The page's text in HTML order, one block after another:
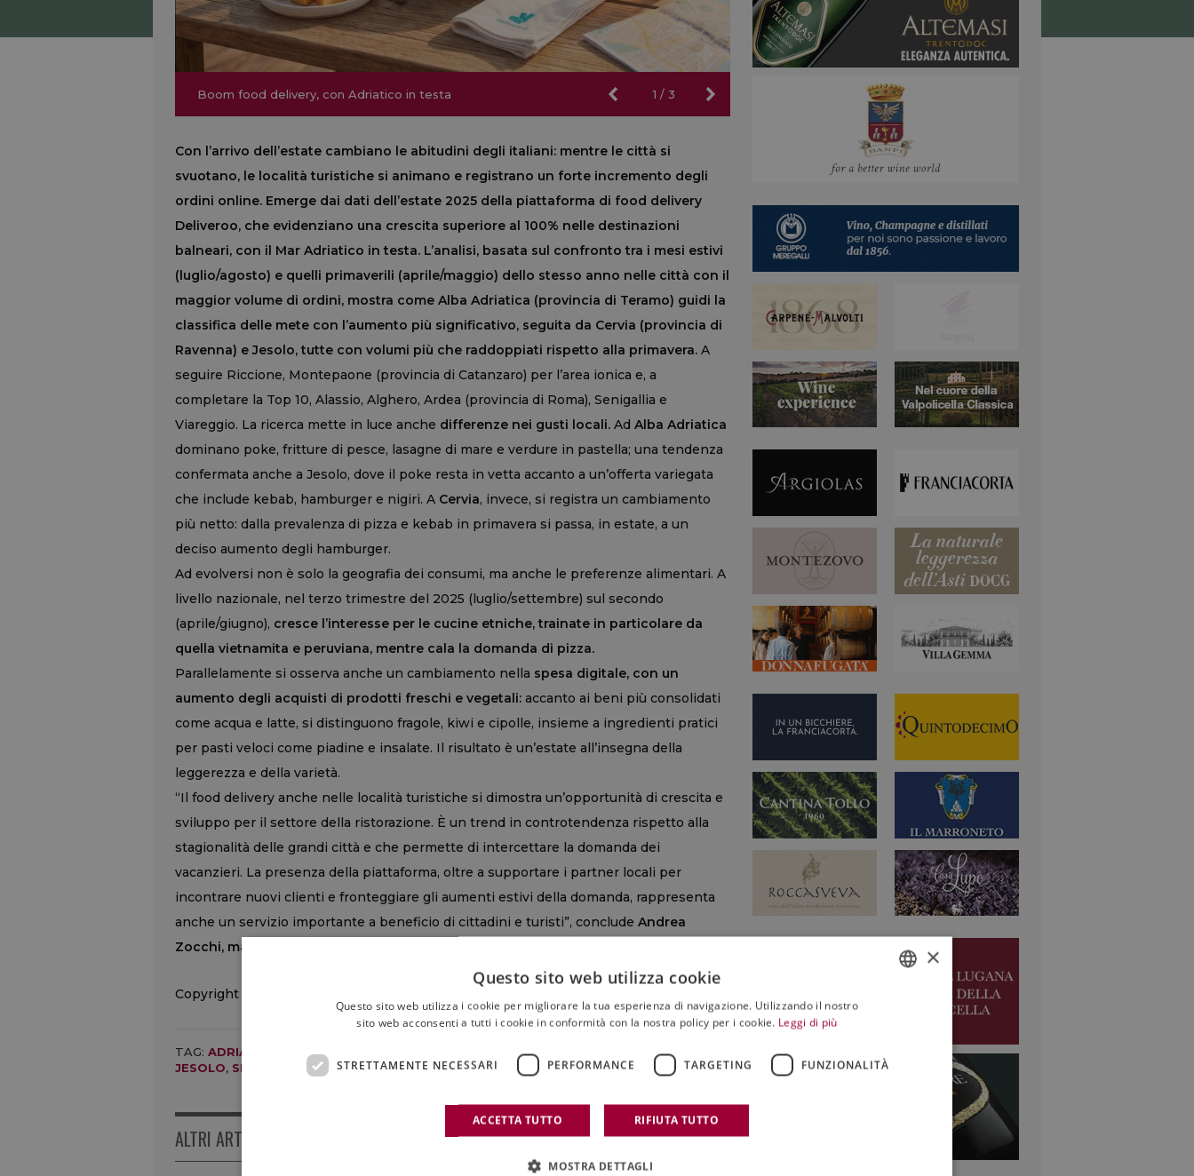
1 / 3
Boom food delivery, con Adriatico in testa
Boom food delivery, con Adriatico in testa
Con l’arrivo dell’estate cambiano le abitudini degli italiani: mentre le città si
svuotano, le località turistiche si animano e registrano un forte incremento degli
ordini online. Emerge dai dati dell’estate 2025 della piattaforma di food delivery
Deliveroo, che evidenziano una crescita superiore al 100% nelle destinazioni
balneari, con il Mar Adriatico in testa. L’analisi, basata sul confronto tra i mesi estivi
(luglio/agosto) e quelli primaverili (aprile/maggio) dello stesso anno nelle città con il
maggior volume di ordini, mostra come Alba Adriatica (provincia di Teramo) guidi la
classifica delle mete con l’aumento più significativo, seguita da Cervia (provincia di
Ravenna) e Jesolo, tutte con volumi più che raddoppiati rispetto alla primavera. A
seguire Riccione, Montepaone (provincia di Catanzaro) per l’area ionica e, a
completare la Top 10, Alassio, Alghero, Ardea (provincia di Roma), Senigallia e
Viareggio. La ricerca mette in luce anche differenze nei gusti locali. Ad Alba Adriatica
dominano poke, fritture di pesce, lasagne di mare e verdure in pastella; una tendenza
confermata anche a Jesolo, dove il poke resta in vetta accanto a un’offerta variegata
che include kebab, hamburger e nigiri. A Cervia, invece, si registra un cambiamento
più netto: dalla prevalenza di pizza e kebab in primavera si passa, in estate, a un
deciso aumento degli hamburger.
Ad evolversi non è solo la geografia dei consumi, ma anche le preferenze alimentari. A
livello nazionale, nel terzo trimestre del 2025 (luglio/settembre) sul secondo
(aprile/giugno), cresce l’interesse per le cucine etniche, trainate in particolare da
quella vietnamita e peruviana, mentre cala la domanda di pizza.
Parallelamente si osserva anche un cambiamento nella spesa digitale, con un
aumento degli acquisti di prodotti freschi e vegetali: accanto ai beni più consolidati
come acqua e latte, si distinguono fragole, kiwi e cipolle, insieme a ingredienti pratici
per pasti veloci come piadine e insalate. Il risultato è un’estate all’insegna della
leggerezza e della varietà.
“Il food delivery anche nelle località turistiche si dimostra un’opportunità di crescita e
sviluppo per il settore della ristorazione. È un trend in controtendenza rispetto alla
stagionalità delle grandi città e che permette di intercettare la domanda dei
vacanzieri. La presenza della piattaforma, oltre a supportare i partner locali per
incontrare nuovi clienti e fronteggiare gli aumenti estivi della domanda, rappresenta
anche un servizio importante a beneficio di cittadini e turisti”, conclude Andrea
Zocchi, managing director Deliveroo Italy.
Copyright © 2000/2026
TAG: ADRIATICO ALBA ADRIATICA DELIVEROO,ESTATE FOOD DELIVERY
JESOLO, SPESA DIGITALE
ALTRI ARTICOLI
×
Questo sito web utilizza cookie
Questo sito web utilizza i cookie per migliorare la tua esperienza di navigazione. Utilizzando il nostro
sito web acconsenti a tutti i cookie in conformità con la nostra policy per i cookie. Leggi di più
STRETTAMENTE NECESSARI PERFORMANCE TARGETING FUNZIONALITÀ
ACCETTA TUTTO RIFIUTA TUTTO
MOSTRA DETTAGLI